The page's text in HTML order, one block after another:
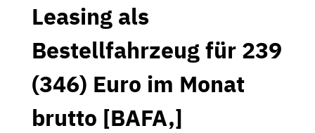
Leasing als
Bestellfahrzeug für 239
(346) Euro im Monat
brutto [BAFA,]